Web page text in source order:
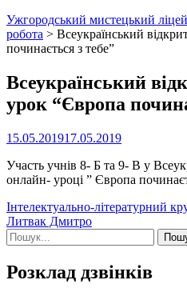
Ужгородський мистецький
робота > Всеукраїнський
починається з тебе”
Всеукраїнський
урок “Європа
15.05.201917.05.2019
Участь учнів 8- Б та 9- В у
онлайн- уроці ” Європа
Навігація
записів
Інтелектуально-літературний
Литвак Дмитро
Шукати:
Розклад дзвінків